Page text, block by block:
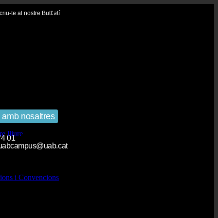
te al nostre Butlletí
lliure
i Convencions
nosaltres
01